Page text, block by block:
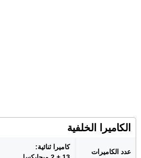
الكاميرا الخلفية
عدد الكاميرات
كاميرا ثنائية: